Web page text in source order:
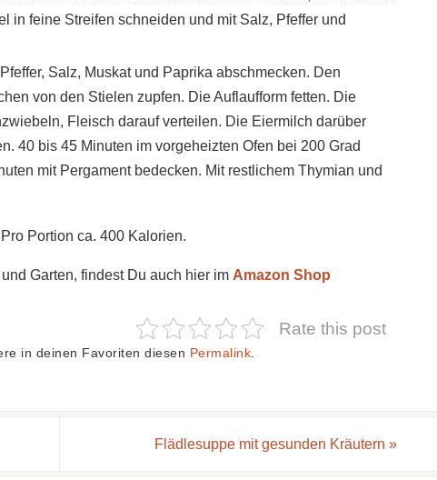
in feine Streifen schneiden und mit Salz, Pfeffer und
Salz, Muskat und Paprika abschmecken. Den
von den Stielen zupfen. Die Auflaufform fetten. Die
Fleisch darauf verteilen. Die Eiermilch darüber
40 bis 45 Minuten im vorgeheizten Ofen bei 200 Grad
mit Pergament bedecken. Mit restlichem Thymian und
Portion ca. 400 Kalorien.
Garten, findest Du auch hier im Amazon Shop
Rate this post
in deinen Favoriten diesen Permalink
Flädlesuppe mit gesunden Kräutern »